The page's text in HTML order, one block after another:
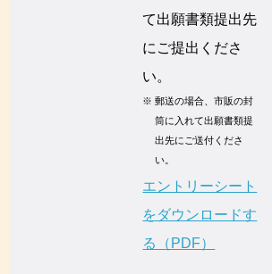
て出願書類提出先
にご提出くださ
い。
※ 郵送の場合、市販の封
筒に入れて出願書類提
出先にご送付くださ
い。
エントリーシート
をダウンロードす
る（PDF）